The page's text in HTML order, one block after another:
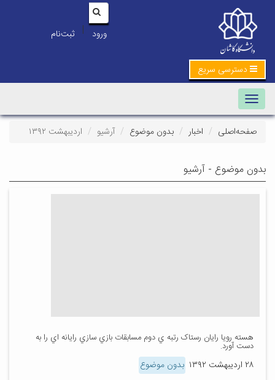
ورود | ثبت‌نام
دسترسی سریع
Toggle navigation
صفحه‌اصلی اخبار بدون موضوع آرشیو اردیبهشت ۱۳۹۲
بدون موضوع - آرشیو
هسته رویا رایان رستاک رتبه ي دوم مسابقات بازي سازي رايانه اي را به
دست آورد.
۲۸ اردیبهشت ۱۳۹۲ بدون موضوع